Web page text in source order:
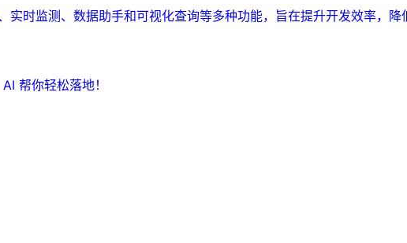
时监测、数据助手和可视化查询等多种功能，旨在提升开发效率，降
帮你轻松落地！